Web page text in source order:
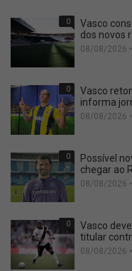
0
Vasco
dos novos
08/08/2026
0
Vasco
informa
08/08/2026
0
Possível
chegar ao
08/08/2026 •
0
Vasco
titular
08/08/2026